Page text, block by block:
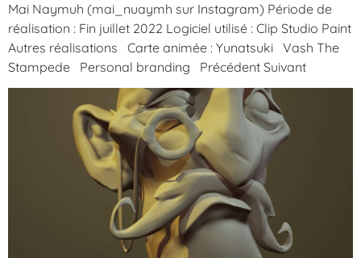
Mai Naymuh (mai_nuaymh sur Instagram) Période de
réalisation : Fin juillet 2022 Logiciel utilisé : Clip Studio Paint
Autres réalisations Carte animée : Yunatsuki Vash The
Stampede Personal branding Précédent Suivant